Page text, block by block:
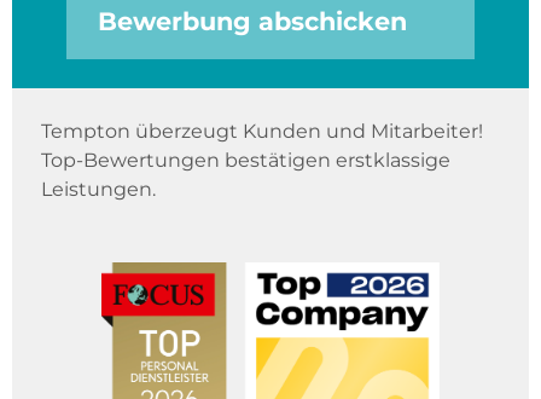
Bewerbung abschicken
Tempton überzeugt Kunden und Mitarbeiter!
Top-Bewertungen bestätigen erstklassige
Leistungen.